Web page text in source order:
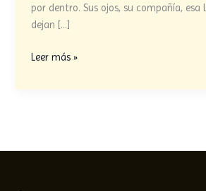
por dentro. Sus ojos, su compañía, esa
dejan […]
“cielo”
para
animales?
Leer más »